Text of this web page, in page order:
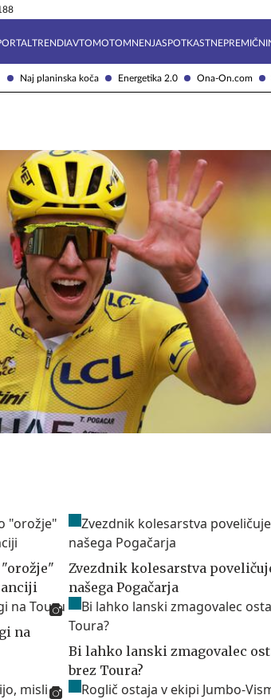
Naj planinska koča Energetika 2.0 Ona-On.com
TRENDIAVTOMOTOMNENJASPOTKAST
Tehnik
"orožje"
Zvezdnik kolesarstva
našega Pogačarja
na
Bi lahko lanski zmagovalec
brez Toura?